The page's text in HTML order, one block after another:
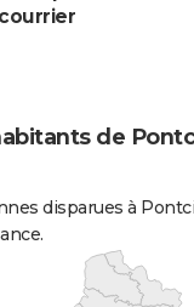
courrier
de
disparues à